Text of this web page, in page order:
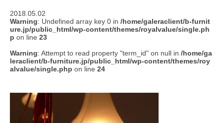
2018.05.02
Warning: Undefined array key 0 in /home/galeraclient/b-furnit
ure.jp/public_html/wp-content/themes/royalvalue/single.ph
p on line 23
Warning: Attempt to read property "term_id" on null in /home/ga
leraclient/b-furniture.jp/public_html/wp-content/themes/roy
alvalue/single.php on line 24